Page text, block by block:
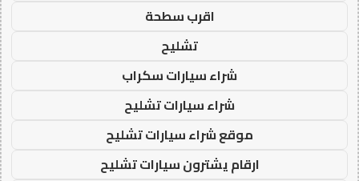
اقرب سطحة
تشليح
شراء سيارات سكراب
شراء سيارات تشليح
موقع شراء سيارات تشليح
ارقام يشترون سيارات تشليح